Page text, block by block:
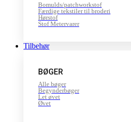
Bomulds/patchworkstof
Færdige tekstiler til broderi
Hørstof
Stof Metervarer
Tilbehør
BØGER
Alle bøger
Begynderbøger
Let øvet
Øvet